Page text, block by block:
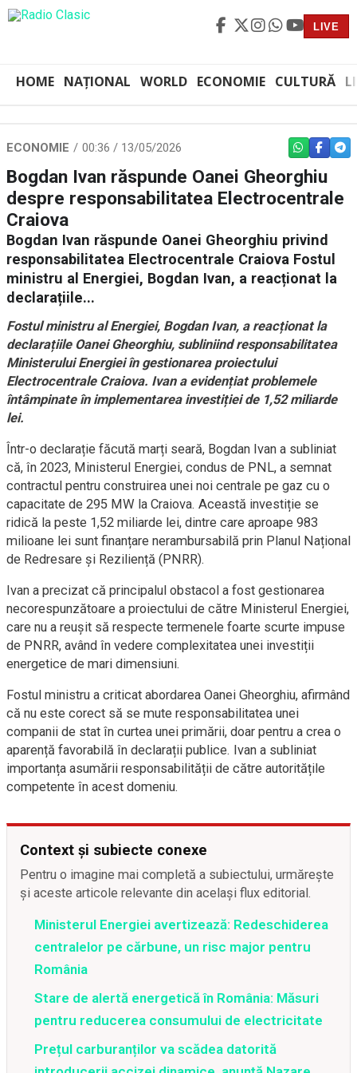
LIVE
HOME NAȚIONAL WORLD ECONOMIE CULTURĂ
ECONOMIE 00:36 / 13/05/2026 WHATSAPP
Bogdan Ivan răspunde Oanei Gheorghiu
despre responsabilitatea Electrocentrale
Craiova
Bogdan Ivan răspunde Oanei Gheorghiu privind
responsabilitatea Electrocentrale Craiova Fostul
ministru al Energiei, Bogdan Ivan, a reacționat la
declarațiile...
Fostul ministru al Energiei, Bogdan Ivan, a reacționat la
declarațiile Oanei Gheorghiu, subliniind responsabilitatea
Ministerului Energiei în gestionarea proiectului
Electrocentrale Craiova. Ivan a evidențiat problemele
întâmpinate în implementarea investiției de 1,52 miliarde
lei.
Într-o declarație făcută marți seară, Bogdan Ivan a subliniat
că, în 2023, Ministerul Energiei, condus de PNL, a semnat
contractul pentru construirea unei noi centrale pe gaz cu o
capacitate de 295 MW la Craiova. Această investiție se
ridică la peste 1,52 miliarde lei, dintre care aproape 983
milioane lei sunt finanțare nerambursabilă prin Planul Național
de Redresare și Reziliență (PNRR).
Ivan a precizat că principalul obstacol a fost gestionarea
necorespunzătoare a proiectului de către Ministerul Energiei,
care nu a reușit să respecte termenele foarte scurte impuse
de PNRR, având în vedere complexitatea unei investiții
energetice de mari dimensiuni.
Fostul ministru a criticat abordarea Oanei Gheorghiu, afirmând
că nu este corect să se mute responsabilitatea unei
companii de stat în curtea unei primării, doar pentru a crea o
aparență favorabilă în declarații publice. Ivan a subliniat
importanța asumării responsabilității de către autoritățile
competente în acest domeniu.
Context și subiecte conexe
Pentru o imagine mai completă a subiectului, urmărește
și aceste articole relevante din același flux editorial.
Ministerul Energiei avertizează: Redeschiderea
centralelor pe cărbune, un risc major pentru
România
Stare de alertă energetică în România: Măsuri
pentru reducerea consumului de electricitate
Prețul carburanților va scădea datorită